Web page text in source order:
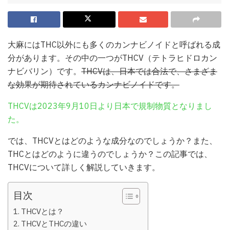
大麻にはTHC以外にも多くのカンナビノイドと呼ばれる成
分があります。その中の一つがTHCV（テトラヒドロカン
ナビバリン）です。 THCVは、日本では合法で、さまざま
な効果が期待されているカンナビノイドです。
THCVは2023年9月10日より日本で規制物質となりまし
た。
では、THCVとはどのような成分なのでしょうか？また、
THCとはどのように違うのでしょうか？この記事では、
THCVについて詳しく解説していきます。
目次
THCVとは？
THCVとTHCの違い